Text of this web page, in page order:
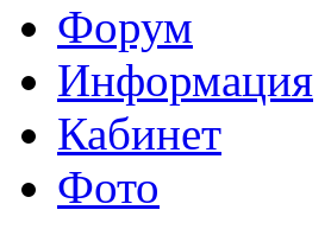
Форум
Информация
Кабинет
Фото